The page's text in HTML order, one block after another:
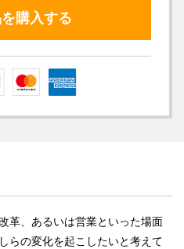
購入する
革、あるいは営業といった場面
らの変化を起こしたいと考えて